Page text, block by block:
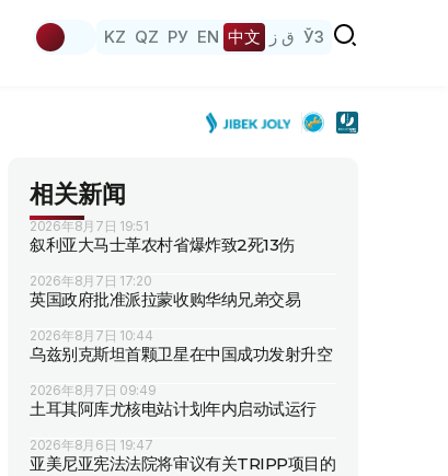
KZ QZ РУ EN 中文 ق ز ЎЗ
相关新闻
2026年8月7日 19:51
叙利亚大马士革农村省爆炸致2死13伤
2026年8月7日 17:20
英国政府批准派拉蒙收购华纳兄弟交易
2026年8月7日 10:44
乌兹别克斯坦首颗卫星在中国成功发射升空
2026年8月7日 09:49
土耳其阿库尤核电站计划年内启动试运行
2026年8月6日 19:47
亚美尼亚宪法法院将审议有关TRIPP项目的